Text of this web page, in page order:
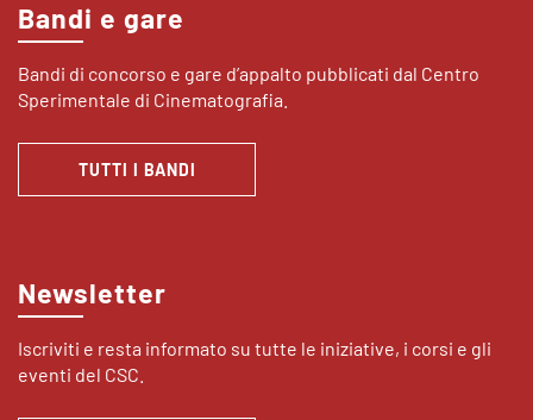
Bandi e gare
Bandi di concorso e gare d’appalto pubblicati dal Centro
Sperimentale di Cinematografia.
TUTTI I BANDI
Newsletter
Iscriviti e resta informato su tutte le iniziative, i corsi e gli
eventi del CSC.